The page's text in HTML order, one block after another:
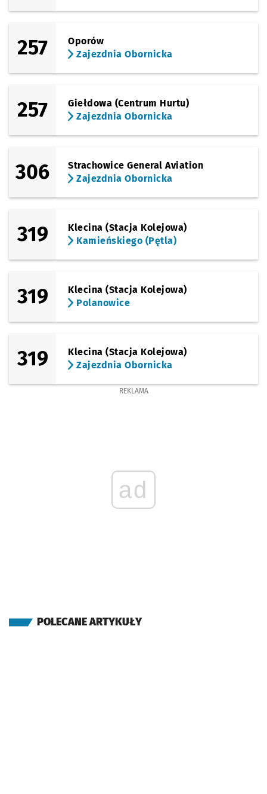
257
Oporów
Zajezdnia Obornicka
257
Giełdowa (Centrum Hurtu)
Zajezdnia Obornicka
306
Strachowice General Aviation
Zajezdnia Obornicka
319
Klecina (Stacja Kolejowa)
Kamieńskiego (Pętla)
319
Klecina (Stacja Kolejowa)
Polanowice
319
Klecina (Stacja Kolejowa)
Zajezdnia Obornicka
REKLAMA
ad
POLECANE ARTYKUŁY